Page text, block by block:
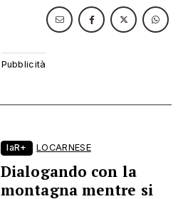
laR+ LOCARNESE
Dialogando con la
montagna mentre si